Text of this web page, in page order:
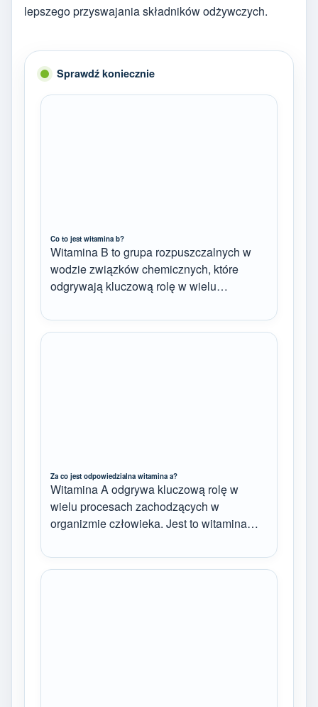
lepszego przyswajania składników odżywczych.
Sprawdź koniecznie
Co to jest witamina b?
Witamina B to grupa rozpuszczalnych w
wodzie związków chemicznych, które
odgrywają kluczową rolę w wielu…
Za co jest odpowiedzialna witamina a?
Witamina A odgrywa kluczową rolę w
wielu procesach zachodzących w
organizmie człowieka. Jest to witamina…